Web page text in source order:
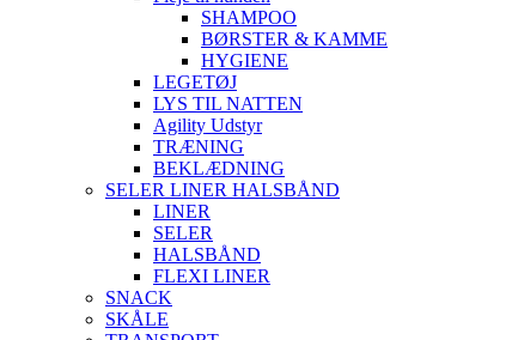
SHAMPOO
BØRSTER & KAMME
HYGIENE
LEGETØJ
LYS TIL NATTEN
Agility Udstyr
TRÆNING
BEKLÆDNING
SELER LINER HALSBÅND
LINER
SELER
HALSBÅND
FLEXI LINER
SNACK
SKÅLE